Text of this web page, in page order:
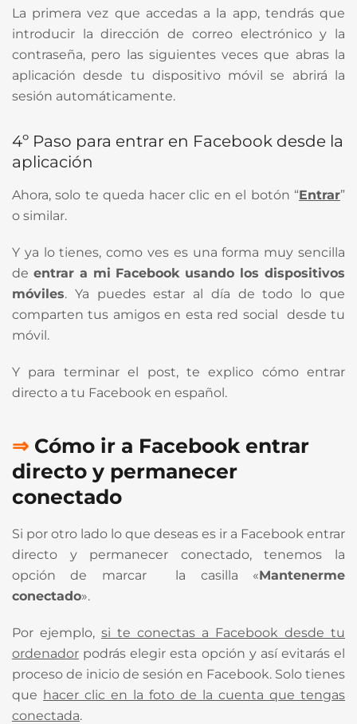
La primera vez que accedas a la app, tendrás que
introducir la dirección de correo electrónico y la
contraseña, pero las siguientes veces que abras la
aplicación desde tu dispositivo móvil se abrirá la
sesión automáticamente.
4º Paso para entrar en Facebook desde la
aplicación
Ahora, solo te queda hacer clic en el botón “Entrar”
o similar.
Y ya lo tienes, como ves es una forma muy sencilla
de entrar a mi Facebook usando los dispositivos
móviles. Ya puedes estar al día de todo lo que
comparten tus amigos en esta red social desde tu
móvil.
Y para terminar el post, te explico cómo entrar
directo a tu Facebook en español.
⇒ Cómo ir a Facebook entrar
directo y permanecer
conectado
Si por otro lado lo que deseas es ir a Facebook entrar
directo y permanecer conectado, tenemos la
opción de marcar la casilla «Mantenerme
conectado».
Por ejemplo, si te conectas a Facebook desde tu
ordenador podrás elegir esta opción y así evitarás el
proceso de inicio de sesión en Facebook. Solo tienes
que hacer clic en la foto de la cuenta que tengas
conectada.